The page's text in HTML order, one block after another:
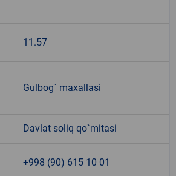
11.57
Gulbog` maxallasi
Davlat soliq qo`mitasi
+998 (90) 615 10 01